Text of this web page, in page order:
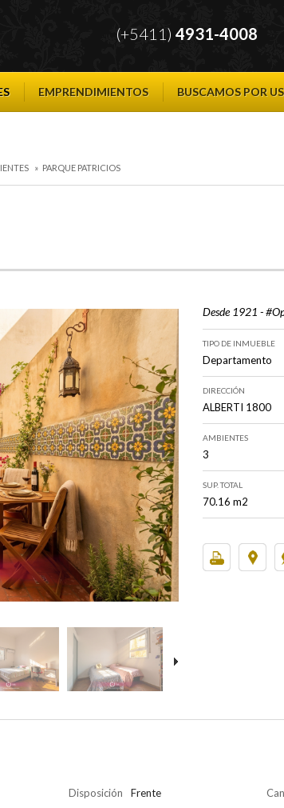
(+5411) 4931-4008
EMPRENDIMIENTOS BUSCAMOS POR
» PARQUE PATRICIOS
Desde 1921 -
TIPO DE INMUEBLE
Departamento
DIRECCIÓN
ALBERTI 1800
AMBIENTES
3
SUP. TOTAL
70.16 m2
Disposición Frente